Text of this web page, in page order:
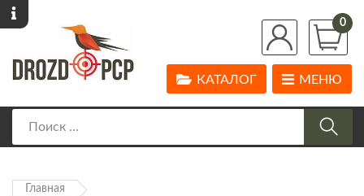
0
МЕНЮ
КАТАЛОГ
Главная